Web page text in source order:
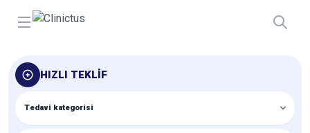
Open menu
HIZLI TEKLIF